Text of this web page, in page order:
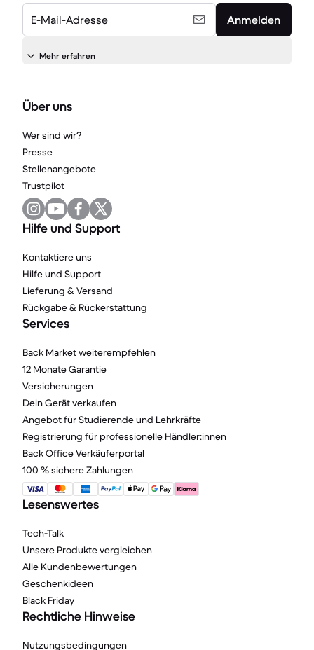
E-Mail-Adresse Anmelden
Mehr erfahren
Über uns
Wer sind wir?
Presse
Stellenangebote
Trustpilot
Hilfe und Support
Kontaktiere uns
Hilfe und Support
Lieferung & Versand
Rückgabe & Rückerstattung
Services
Back Market weiterempfehlen
12 Monate Garantie
Versicherungen
Dein Gerät verkaufen
Angebot für Studierende und Lehrkräfte
Registrierung für professionelle Händler:innen
Back Office Verkäuferportal
100 % sichere Zahlungen
Lesenswertes
Tech-Talk
Unsere Produkte vergleichen
Alle Kundenbewertungen
Geschenkideen
Black Friday
Rechtliche Hinweise
Nutzungsbedingungen